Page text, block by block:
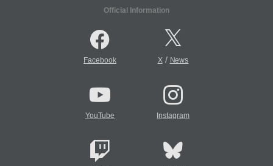
Official Information
Facebook X/ News
YouTube Instagram